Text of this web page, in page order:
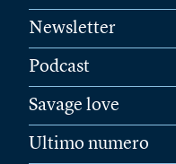
Newsletter
Podcast
Savage love
Ultimo numero